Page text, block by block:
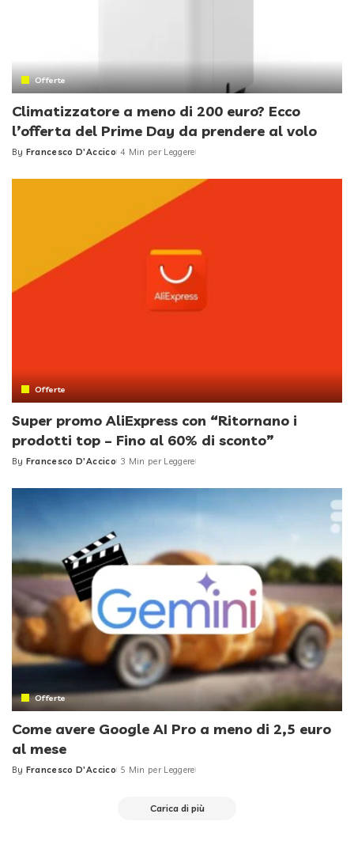
Offerte
Climatizzatore a meno di 200 euro? Ecco
l’offerta del Prime Day da prendere al volo
Posted
By Francesco D'Accico 4 Min per Leggere
Offerte
Super promo AliExpress con “Ritornano i
prodotti top – Fino al 60% di sconto”
Posted
By Francesco D'Accico 3 Min per Leggere
Offerte
Come avere Google AI Pro a meno di 2,5 euro
al mese
Posted
By Francesco D'Accico 5 Min per Leggere
Carica di più